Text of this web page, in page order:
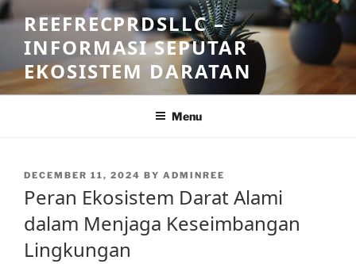
Skip
to
content
REEFRECPRDSLLC –
INFORMASI SEPUTAR
EKOSISTEM DARATAN
Menu
POSTED
DECEMBER 11, 2024 BY ADMINREE
Peran Ekosistem Darat Alami
dalam Menjaga Keseimbangan
Lingkungan